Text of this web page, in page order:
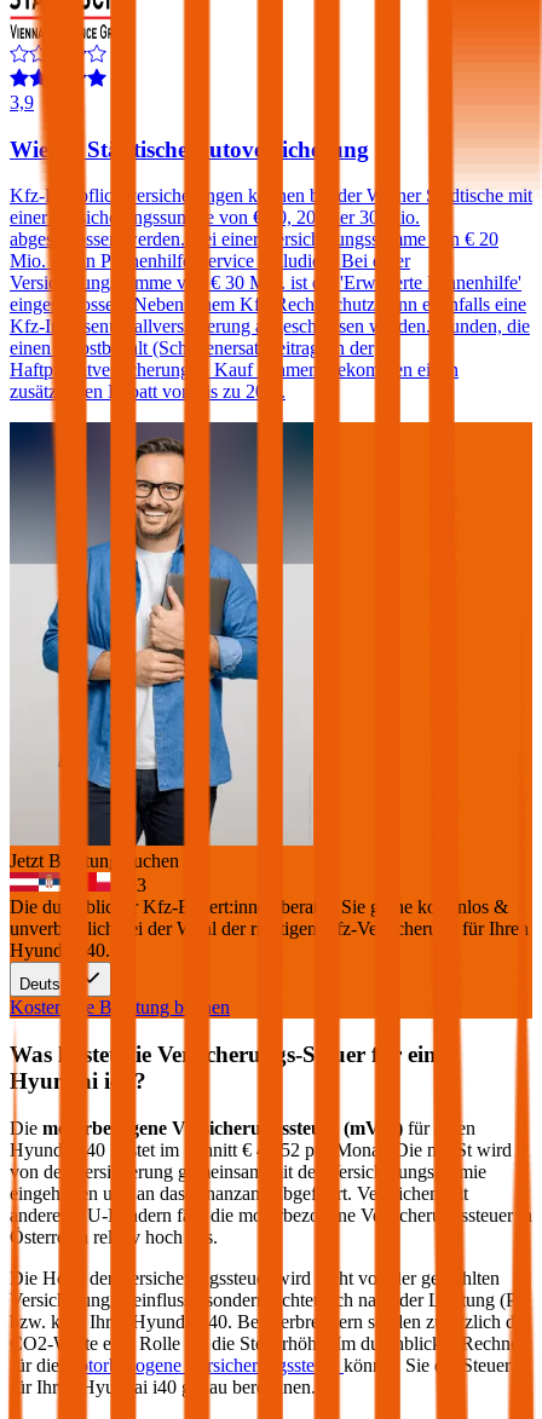
3,9
Wiener Städtische Autoversicherung
Kfz-Haftpflichtversicherungen können bei der Wiener Städtische mit
einer Versicherungssumme von € 10, 20 oder 30 Mio.
abgeschlossen werden. Bei einer Versicherungssumme von € 20
Mio. ist ein Pannenhilfe-Service inkludiert. Bei einer
Versicherungssumme von € 30 Mio. ist die 'Erweiterte Pannenhilfe'
eingeschlossen. Neben einem Kfz-Rechtsschutz kann ebenfalls eine
Kfz-Insassenunfallversicherung abgeschlossen werden. Kunden, die
einen Selbstbehalt (Schadenersatzbeitrag) in der
Haftpflichtversicherung in Kauf nehmen, bekommen einen
zusätzlichen Rabatt von bis zu 20%.
Jetzt Beratung buchen
+3
Die durchblicker Kfz-Expert:innen beraten Sie gerne kostenlos &
unverbindlich bei der Wahl der richtigen Kfz-Versicherung für Ihren
Hyundai i40.
Deutsch
Kostenlose Beratung buchen
Was kostet die Versicherungs-Steuer für einen
Hyundai i40 ?
Die motorbezogene Versicherungssteuer (mVSt) für einen
Hyundai
i40 kostet im Schnitt € 47,52 pro Monat. Die mVSt wird
von der Versicherung gemeinsam mit der Versicherungsprämie
eingehoben und an das Finanzamt abgeführt. Verglichen mit
anderen EU-Ländern fällt die motorbezogene Versicherungssteuer in
Österreich relativ hoch aus.
Die Höhe der Versicherungssteuer wird nicht von der gewählten
Versicherung beeinflusst, sondern richtet sich nach der Leistung (PS
bzw. kW) Ihres
Hyundai i40. Bei Verbrennern spielen zusätzlich die
CO2-Werte eine Rolle für die Steuerhöhe. Im durchblicker Rechner
für die
motorbezogene Versicherungssteuer können Sie die Steuer
für Ihren
Hyundai i40 genau berechnen.